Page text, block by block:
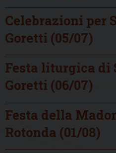
Celebrazioni per
Goretti (05/07)
Festa liturgica di
Goretti (06/07)
Festa della
Rotonda (01/08)